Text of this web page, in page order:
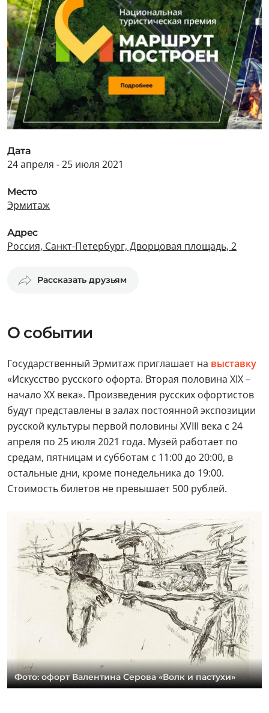
Дата
24 апреля - 25 июля 2021
Место
Эрмитаж
Адрес
Россия, Санкт-Петербург, Дворцовая площадь, 2
Рассказать друзьям
О событии
Государственный Эрмитаж приглашает на выставку
«Искусство русского офорта. Вторая половина XIX –
начало XX века». Произведения русских офортистов
будут представлены в залах постоянной экспозиции
русской культуры первой половины XVIII века с 24
апреля по 25 июля 2021 года. Музей работает по
средам, пятницам и субботам с 11:00 до 20:00, в
остальные дни, кроме понедельника до 19:00.
Стоимость билетов не превышает 500 рублей.
Фото: офорт Валентина Серова «Волк и пастухи»